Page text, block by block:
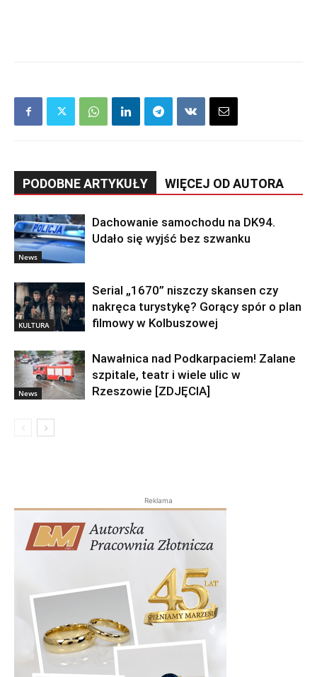
PODOBNE ARTYKUŁY WIĘCEJ OD AUTORA
News
Dachowanie samochodu na DK94.
Udało się wyjść bez szwanku
KULTURA
Serial „1670” niszczy skansen czy
nakręca turystykę? Gorący spór o plan
filmowy w Kolbuszowej
News
Nawałnica nad Podkarpaciem! Zalane
szpitale, teatr i wiele ulic w
Rzeszowie [ZDJĘCIA]
Reklama